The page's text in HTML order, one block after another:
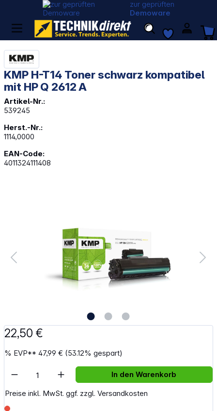
zur geprüften
Demoware
KMP H-T14 Toner schwarz kompatibel
mit HP Q 2612 A
Artikel-Nr.:
539245
Herst.-Nr.:
1114,0000
EAN-Code:
4011324111408
22,50 €
% EVP**47,99 € (53.12% gespart)
Preise inkl. MwSt. ggf. zzgl. Versandkosten
Artikel Anzahl: Gib den gewünschten
In den Warenkorb